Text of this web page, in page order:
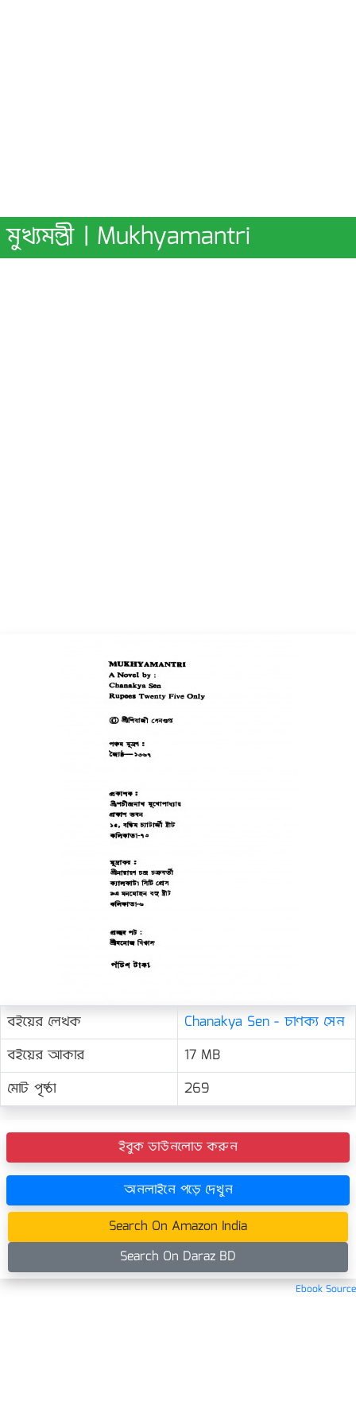
মুখ্যমন্ত্রী | Mukhyamantri
বইয়ের লেখক
Chanakya Sen - চাণক্য সেন
বইয়ের আকার
17 MB
মোট পৃষ্ঠা
269
ইবুক ডাউনলোড করুন
অনলাইনে পড়ে দেখুন
Search On Amazon India
Search On Daraz BD
Ebook Source